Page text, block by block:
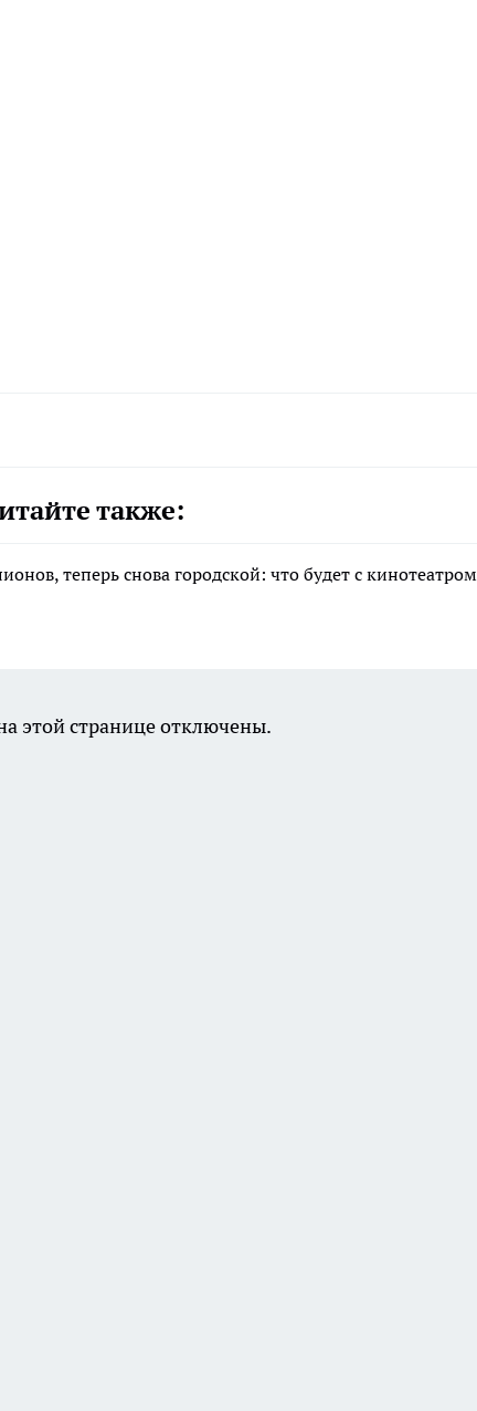
также:
теперь снова городской: что будет с кинотеатром
этой странице отключены.